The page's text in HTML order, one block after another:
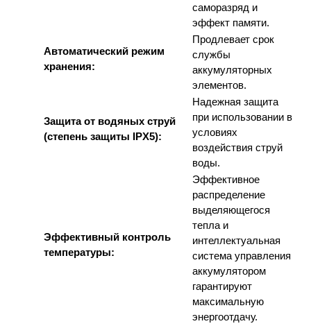
саморазряд и
эффект памяти.
Автоматический режим
хранения:
Продлевает срок
службы
аккумуляторных
элементов.
Защита от водяных струй
(степень защиты IPX5):
Надежная защита
при использовании в
условиях
воздействия струй
воды.
Эффективный контроль
температуры:
Эффективное
распределение
выделяющегося
тепла и
интеллектуальная
система управления
аккумулятором
гарантируют
максимальную
энергоотдачу.